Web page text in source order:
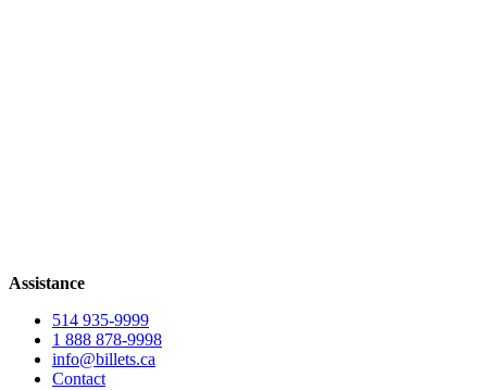
Assistance
514 935-9999
1 888 878-9998
info@billets.ca
Contact